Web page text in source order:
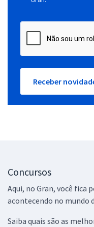
Receber
Concursos
Aqui, no Gran, você fica
acontecendo no mundo
Saiba quais são as